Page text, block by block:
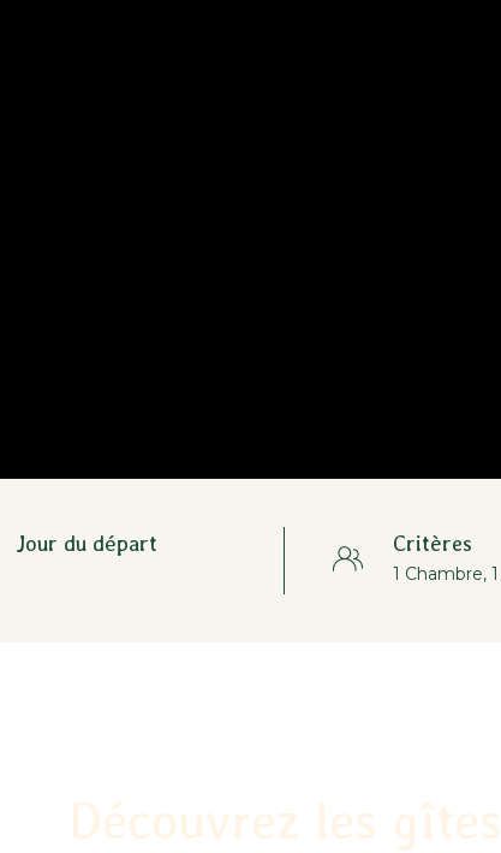
Jour du départ Critères
Découvrez les gîtes